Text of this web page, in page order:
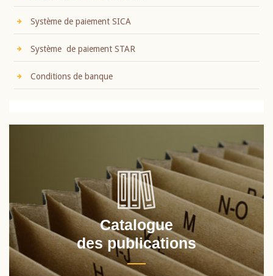
Système de paiement SICA
Système de paiement STAR
Conditions de banque
Catalogue
des publications